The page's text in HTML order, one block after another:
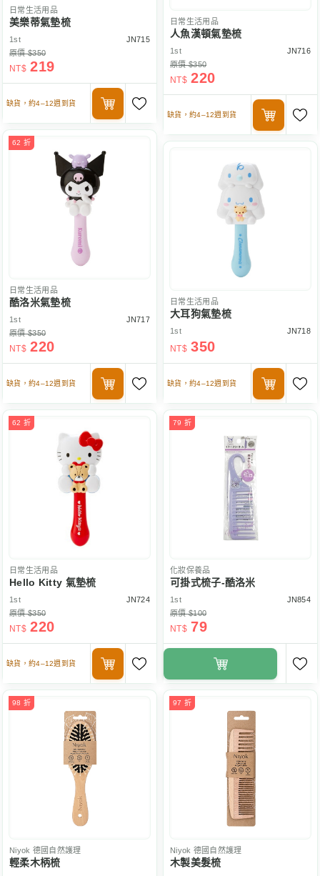
日常生活用品
美樂蒂氣墊梳
1st
JN715
原價 $350
NT$ 219
缺貨，約4–12週到貨
日常生活用品
人魚漢頓氣墊梳
1st
JN716
原價 $350
NT$ 220
缺貨，約4–12週到貨
62 折
日常生活用品
酷洛米氣墊梳
1st
JN717
原價 $350
NT$ 220
缺貨，約4–12週到貨
日常生活用品
大耳狗氣墊梳
1st JN718
NT$ 350
缺貨，約4–12週到貨
62 折
日常生活用品
Hello Kitty 氣墊梳
1st
JN724
原價 $350
NT$ 220
缺貨，約4–12週到貨
79 折
化妝保養品
可掛式梳子-酷洛米
1st
JN854
原價 $100
NT$ 79
98 折
Niyok 德國自然護理
輕柔木柄梳
97 折
Niyok 德國自然護理
木製美髮梳